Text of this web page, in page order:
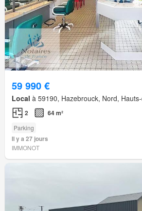
59 990 €
Local à 59190, Hazebrouck, Nord,
2 64 m²
Parking
Il y a 27 jours
IMMONOT